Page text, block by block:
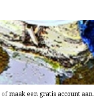
ofmaak een gratis account aan.